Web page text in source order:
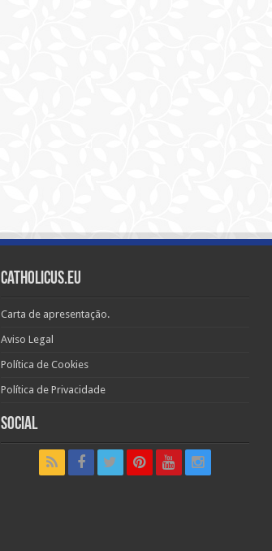
Catholicus.eu
Carta de apresentação.
Aviso Legal
Política de Cookies
Política de Privacidade
Social